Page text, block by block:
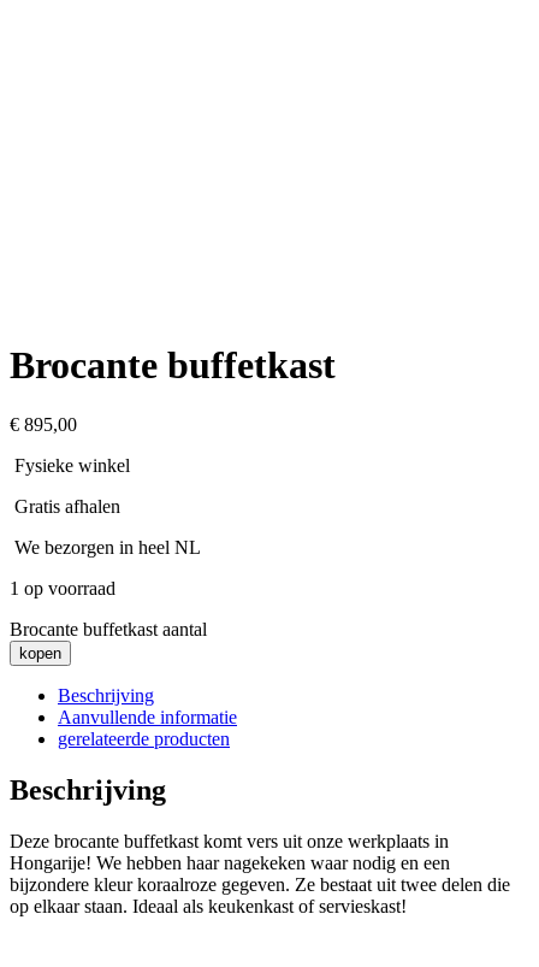
Brocante buffetkast
€ 895,00
Fysieke winkel
Gratis afhalen
We bezorgen in heel NL
1 op voorraad
Brocante buffetkast aantal
kopen
Beschrijving
Aanvullende informatie
gerelateerde producten
Beschrijving
Deze brocante buffetkast komt vers uit onze werkplaats in
Hongarije! We hebben haar nagekeken waar nodig en een
bijzondere kleur koraalroze gegeven. Ze bestaat uit twee delen die
op elkaar staan. Ideaal als keukenkast of servieskast!